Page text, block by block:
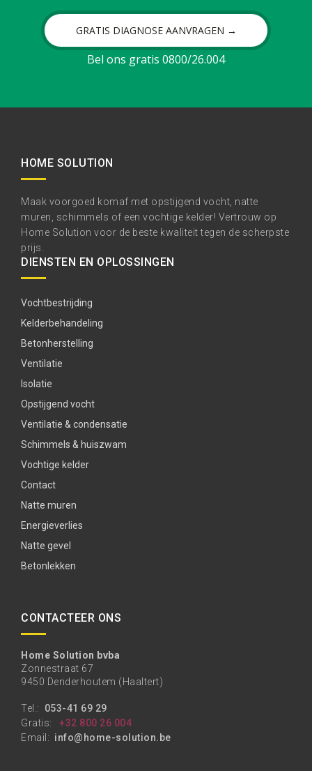
GRATIS DIAGNOSE AANVRAGEN →
Bel ons gratis 0800/26.004
HOME SOLUTION
Maak voorgoed komaf met opstijgend vocht, natte
muren, schimmels of een vochtige kelder! Vertrouw op
Home Solution voor de beste kwaliteit tegen de scherpste
prijs.
DIENSTEN EN OPLOSSINGEN
Vochtbestrijding
Kelderbehandeling
Betonherstelling
Ventilatie
Isolatie
Opstijgend vocht
Ventilatie & condensatie
Schimmels & huiszwam
Vochtige kelder
Contact
Natte muren
Energieverlies
Natte gevel
Betonlekken
CONTACTEER ONS
Home Solution bvba
Zonnestraat 67
9450 Denderhoutem (Haaltert)
Tel.: 053-41 69 29
Gratis:
+32 800 26 004
Email: info@home-solution.be